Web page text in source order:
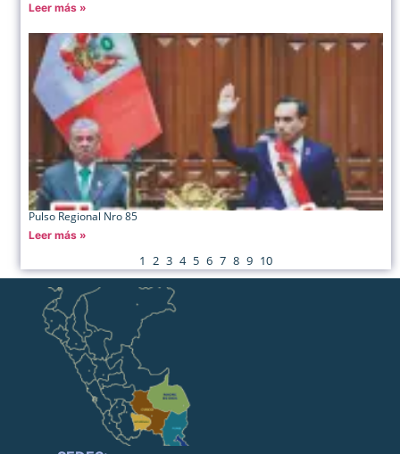
Leer más »
Pulso Regional Nro 85
Leer más »
1 2 3 4 5 6 7 8 9 10